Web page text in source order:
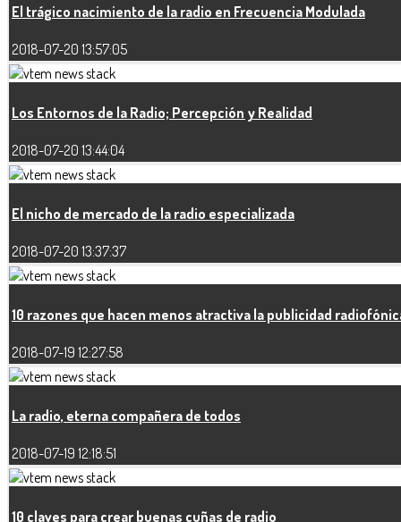
El trágico nacimiento de la radio en Frecuencia Modulada
2018-07-20 13:57:05
Los Entornos de la Radio; Percepción y Realidad
2018-07-20 13:44:04
El nicho de mercado de la radio especializada
2018-07-20 13:37:37
10 razones que hacen menos atractiva la publicidad
2018-07-19 12:27:58
La radio, eterna compañera de todos
2018-07-19 12:18:51
10 claves para crear buenas cuñas de radio